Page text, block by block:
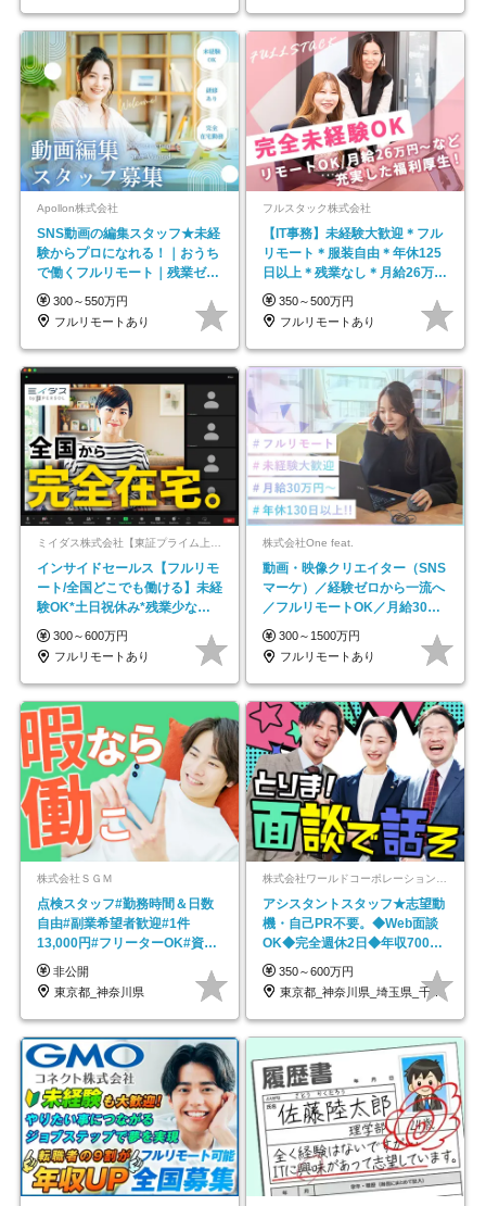
Apollon株式会社
SNS動画の編集スタッフ★未経
験からプロになれる！｜おうち
で働くフルリモート｜残業ゼロ
で18時退勤◎
300～550万円
フルリモートあり
フルスタック株式会社
【IT事務】未経験大歓迎＊フル
リモート＊服装自由＊年休125
日以上＊残業なし＊月給26万円
以上
350～500万円
フルリモートあり
ミイダス株式会社【東証プライム上場パーソルグループ】
インサイドセールス【フルリモ
ート/全国どこでも働ける】未経
験OK*土日祝休み*残業少なめ*
在宅勤務手当あり
300～600万円
フルリモートあり
株式会社One feat.
動画・映像クリエイター（SNS
マーケ）／経験ゼロから一流へ
／フルリモートOK／月給30万
円～／年休130日以上
300～1500万円
フルリモートあり
株式会社ＳＧＭ
点検スタッフ#勤務時間＆日数
自由#副業希望者歓迎#1件
13,000円#フリーターOK#資格
スキル不要
非公開
東京都_神奈川県
アシスタントスタッフ★志望動
機・自己PR不要。◆Web面談
OK◆完全週休2日◆年収700万
円可/p13
350～600万円
東京都_神奈川県_埼玉県_千葉県_大阪府…